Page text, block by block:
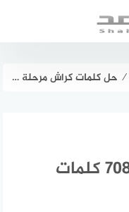
⁄ حل كلمات كراش مرحلة 708 كلمات مبعثرة
حل كلمات كراش مرحلة 708 كلمات